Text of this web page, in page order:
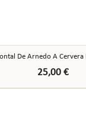
De Arnedo A Cervera
25,00 €